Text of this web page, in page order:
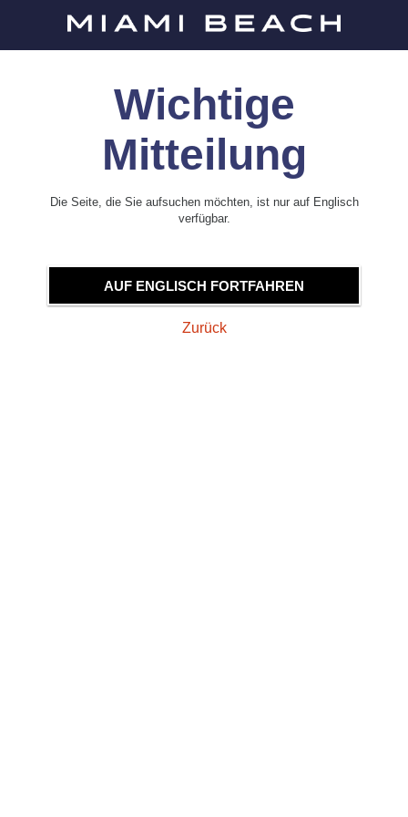
Wichtige
Mitteilung
Die Seite, die Sie aufsuchen möchten, ist nur auf Englisch
verfügbar.
AUF ENGLISCH FORTFAHREN
Zurück